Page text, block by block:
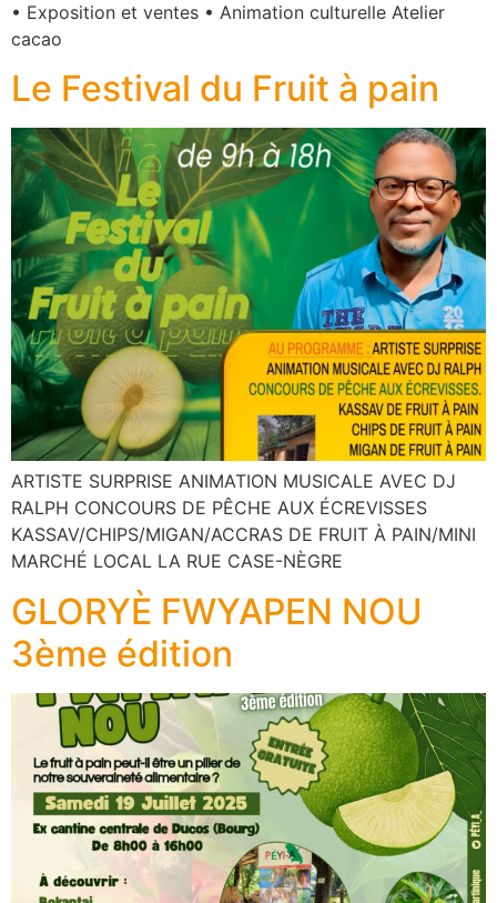
• Exposition et ventes • Animation culturelle Atelier
cacao
Le Festival du Fruit à pain
ARTISTE SURPRISE ANIMATION MUSICALE AVEC DJ
RALPH CONCOURS DE PÊCHE AUX ÉCREVISSES
KASSAV/CHIPS/MIGAN/ACCRAS DE FRUIT À PAIN/MINI
MARCHÉ LOCAL LA RUE CASE-NÈGRE
GLORYÈ FWYAPEN NOU
3ème édition